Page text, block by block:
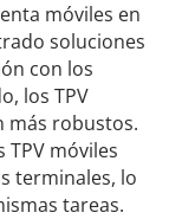
móviles en
soluciones
con los
los TPV
más robustos.
TPV móviles
terminales, lo
tareas.